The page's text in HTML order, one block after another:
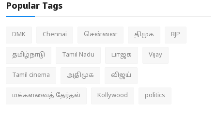
Popular Tags
DMK Chennai சென்னை திமுக BJP
தமிழ்நாடு Tamil Nadu பாஜக Vijay
Tamil cinema அதிமுக விஜய்
மக்களவைத் தேர்தல் Kollywood politics